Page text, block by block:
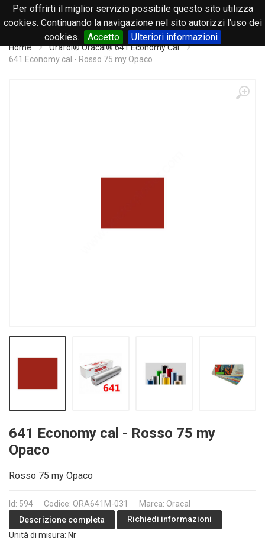
Per offrirti il miglior servizio possibile questo sito utilizza
cookies. Continuando la navigazione nel sito autorizzi l'uso dei
cookies.
Accetto Ulteriori informazioni
0
Home
Orafol® Oracal® 641 Economy Cal
641 Economy cal - Rosso 75 my Opaco
641 Economy cal - Rosso 75 my
Opaco
Rosso 75 my Opaco
Id: 594 Codice: ORA641M-031
Marca: Oracal
Descrizione completa
Richiedi informazioni
Unità di misura: Nr